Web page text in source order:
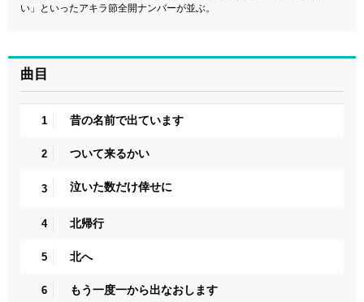
い」といったアキラ節全開ナンバーが並ぶ。
曲目
1 昔の名前で出ています
2 ついて来るかい
3 泣いた数だけ倖せに
4 北帰行
5 北へ
6 もう一度一から出なおします